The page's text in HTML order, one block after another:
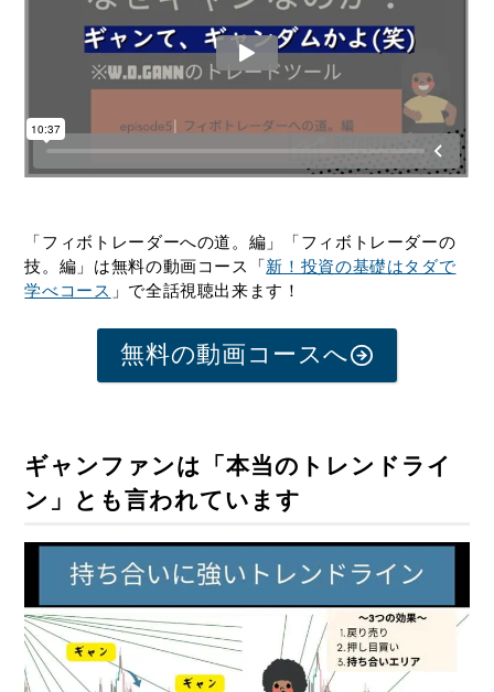
「フィボトレーダーへの道。編」「フィボトレーダーの
技。編」は無料の動画コース「新！投資の基礎はタダで
学べコース 」で全話視聴出来ます！
無料の動画コースへ
ギャンファンは「本当のトレンドライ
ン」とも言われています